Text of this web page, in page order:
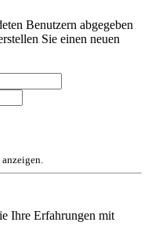
Benutzern abgegeben
Sie einen neuen
Ihre Erfahrungen mit